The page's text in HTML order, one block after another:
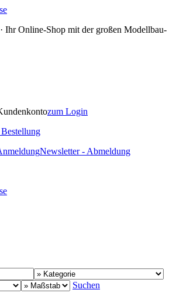
Ihr Online-Shop mit der großen Modellbau-
zum Login
Bestellung
Newsletter - Abmeldung
Suchen